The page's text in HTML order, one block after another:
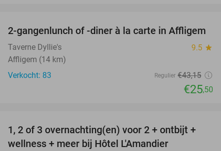
41%
2-gangenlunch of -diner à la carte in Affligem
Taverne Dyllie's 9.5 star
Affligem (14 km)
Verkocht: 83
Regulier €43,15
€25,50
32%
TODAY
1, 2 of 3 overnachting(en) voor 2 + ontbijt +
wellness + meer bij Hôtel L'Amandier